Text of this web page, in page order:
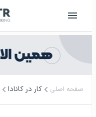
صفحه اصلی کار در کانادا